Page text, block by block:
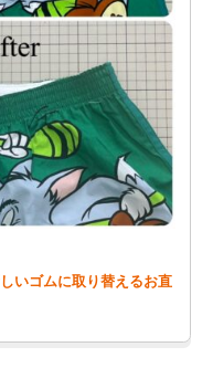
いゴムに取り替えるお直